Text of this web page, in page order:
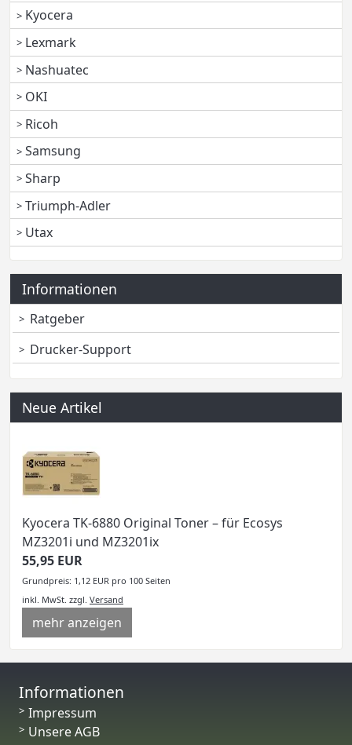
Kyocera
Lexmark
Nashuatec
OKI
Ricoh
Samsung
Sharp
Triumph-Adler
Utax
Informationen
Ratgeber
Drucker-Support
Neue Artikel
Kyocera TK-6880 Original Toner – für Ecosys
MZ3201i und MZ3201ix
55,95 EUR
Grundpreis: 1,12 EUR pro 100 Seiten
inkl. MwSt. zzgl. Versand
mehr anzeigen
Informationen
Impressum
Unsere AGB